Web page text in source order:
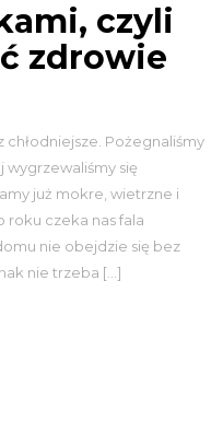
czyli
zdrowie
Pożegnaliśmy
wygrzewaliśmy się
już mokre, wietrzne i
roku czeka nas fala
nie obejdzie się bez
nie trzeba […]